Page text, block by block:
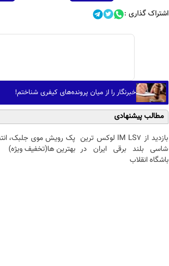
اشتراک گذاری :
خبرنگار را از میان پرونده‌های کیفری شناختم!
مطالب پیشنهادی
بازدید از IM LS7 لوکس ترین
شاسی بلند برقی ایران در
باشگاه انقلاب
پک رویش موی جلبک،
بهترین ها(تخفیف ویژه)